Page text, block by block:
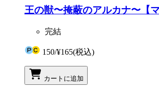
王の獣〜掩蔽のアルカナ〜【
完結
150/¥165(税込)
カートに追加